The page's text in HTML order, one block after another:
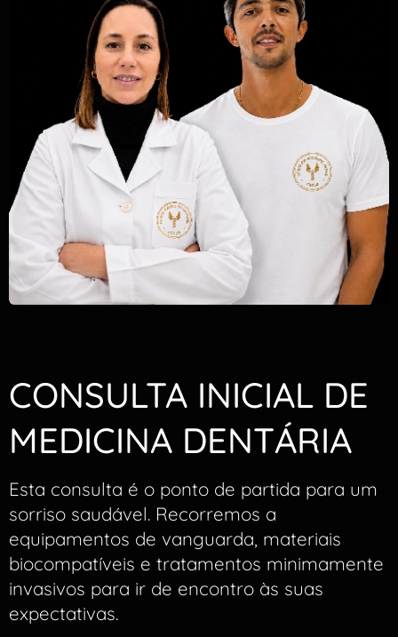
CONSULTA INICIAL DE
MEDICINA DENTÁRIA
Esta consulta é o ponto de partida para um
sorriso saudável. Recorremos a
equipamentos de vanguarda, materiais
biocompatíveis e tratamentos minimamente
invasivos para ir de encontro às suas
expectativas.